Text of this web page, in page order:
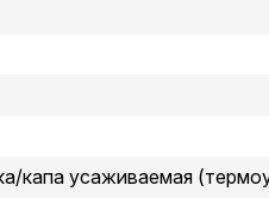
капа усаживаемая